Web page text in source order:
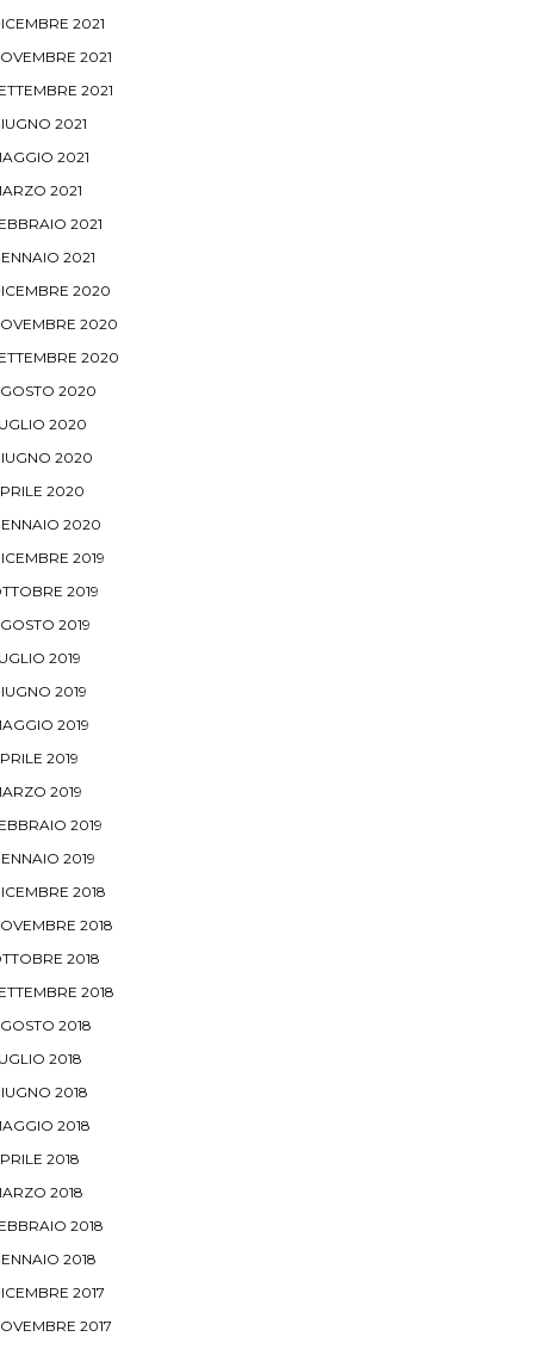
2021
2021
2021
2021
2021
2021
2021
2021
2020
2020
2020
2020
2020
2020
2020
2020
2019
2019
2019
2019
2019
2019
2019
2019
2019
2019
2018
2018
2018
2018
2018
2018
2018
2018
2018
2018
2018
2018
2017
2017